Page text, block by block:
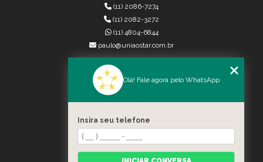
(11) 2086-7274
(11) 4804-6844
(11) 2082-3272
paulo@uniaostar.com.br
MENU
QUEM SOMOS
SERVIÇOS
CONTATO
CATEGORIAS
MAPA DO SITE
Olá! Fale agora pelo WhatsApp
Insira seu telefone